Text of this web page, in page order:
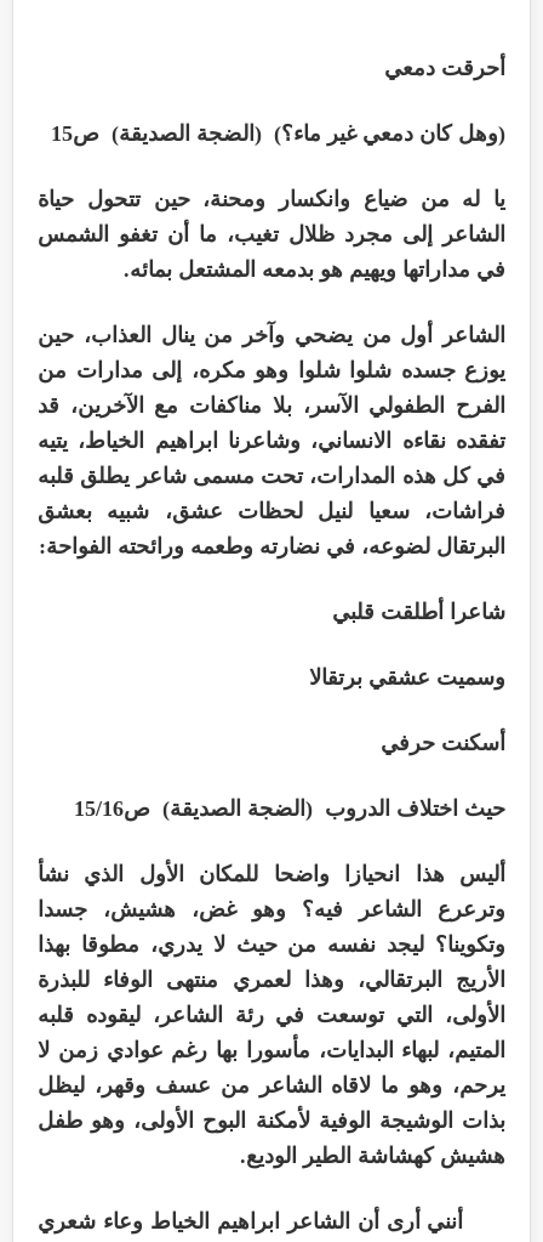
أحرقت دمعي
(وهل كان دمعي غير ماء؟) (الضجة الصديقة) ص15
يا له من ضياع وانكسار ومحنة، حين تتحول حياة
الشاعر إلى مجرد ظلال تغيب، ما أن تغفو الشمس
في مداراتها ويهيم هو بدمعه المشتعل بمائه.
الشاعر أول من يضحي وآخر من ينال العذاب، حين
يوزع جسده شلوا شلوا وهو مكره، إلى مدارات من
الفرح الطفولي الآسر، بلا مناكفات مع الآخرين، قد
تفقده نقاءه الانساني، وشاعرنا ابراهيم الخياط، يتيه
في كل هذه المدارات، تحت مسمى شاعر يطلق قلبه
فراشات، سعيا لنيل لحظات عشق، شبيه بعشق
البرتقال لضوعه، في نضارته وطعمه ورائحته الفواحة:
شاعرا أطلقت قلبي
وسميت عشقي برتقالا
أسكنت حرفي
حيث اختلاف الدروب (الضجة الصديقة) ص15/16
أليس هذا انحيازا واضحا للمكان الأول الذي نشأ
وترعرع الشاعر فيه؟ وهو غض، هشيش، جسدا
وتكوينا؟ ليجد نفسه من حيث لا يدري، مطوقا بهذا
الأريج البرتقالي، وهذا لعمري منتهى الوفاء للبذرة
الأولى، التي توسعت في رئة الشاعر، ليقوده قلبه
المتيم، لبهاء البدايات، مأسورا بها رغم عوادي زمن لا
يرحم، وهو ما لاقاه الشاعر من عسف وقهر، ليظل
بذات الوشيجة الوفية لأمكنة البوح الأولى، وهو طفل
هشيش كهشاشة الطير الوديع.
أنني أرى أن الشاعر ابراهيم الخياط وعاء شعري